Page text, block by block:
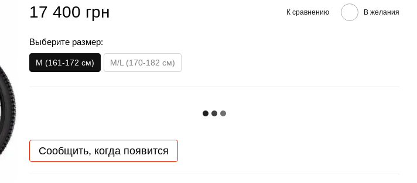
17 400 грн К сравнению В желания
Выберите размер:
M (161-172 см) M/L (170-182 см)
Сообщить, когда появится